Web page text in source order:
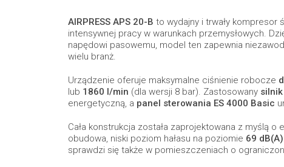
AIRPRESS APS 20-B to wydajny i trwały kompresor
intensywnej pracy w warunkach przemysłowych.
napędowi pasowemu, model ten zapewnia
wielu branż.
Urządzenie oferuje maksymalne ciśnienie robocze
lub 1860 l/min (dla wersji 8 bar). Zastosowany silnik
energetyczną, a panel sterowania ES 4000 Basic
Cała konstrukcja została zaprojektowana z myślą
obudowa, niski poziom hałasu na poziomie 69 dB(A)
sprawdzi się także w pomieszczeniach o